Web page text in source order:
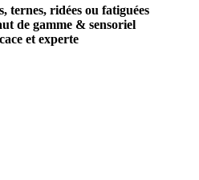
ternes, ridées ou fatiguées
de gamme & sensoriel
et experte